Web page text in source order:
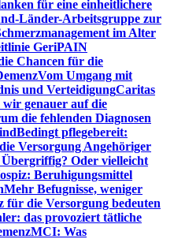
für eine einheitlichere
Länder-Arbeitsgruppe zur
im Alter
GeriPAIN
Chancen für die
Vom Umgang mit
und VerteidigungCaritas
wir genauer auf die
die fehlenden Diagnosen
Bedingt pflegebereit:
Versorgung Angehöriger
Oder vielleicht
Beruhigungsmittel
Mehr Befugnisse, weniger
für die Versorgung bedeuten
das provoziert tätliche
MCI: Was